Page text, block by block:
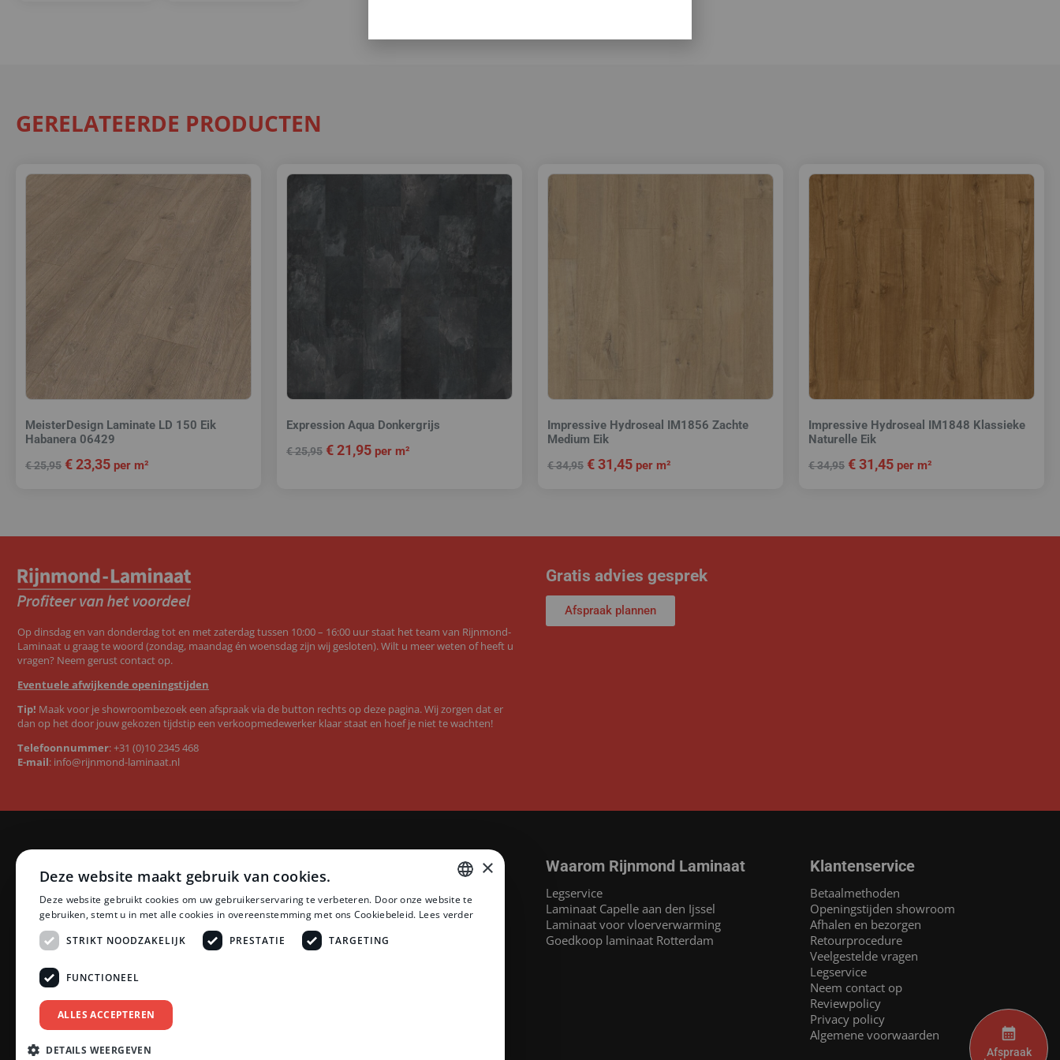
GERELATEERDE PRODUCTEN
MeisterDesign Laminate LD 150 Eik
Habanera 06429
€25,95 €23,35 per m²
Expression Aqua Donkergrijs
€25,95 €21,95 per m²
Impressive Hydroseal IM1856 Zachte
Medium Eik
€34,95 €31,45 per m²
Impressive Hydroseal IM1848 Klassieke
Naturelle Eik
€34,95 €31,45 per m²
Op dinsdag en van donderdag tot en met zaterdag tussen 10:00 – 16:00 uur staat het team van Rijnmond-
Laminaat u graag te woord (zondag, maandag én woensdag zijn wij gesloten). Wilt u meer weten of heeft u
vragen? Neem gerust contact op.
Eventuele afwijkende openingstijden
Tip! Maak voor je showroombezoek een afspraak via de button rechts op deze pagina. Wij zorgen dat er
dan op het door jouw gekozen tijdstip een verkoopmedewerker klaar staat en hoef je niet te wachten!
Telefoonnummer:+31 (0)10 2345 468
E-mail: info@rijnmond-laminaat.nl
Gratis advies gesprek
Afspraak plannen
Laminaat
PVC vloeren
Ondervloeren
Plinten
Profielen
Accessoires
Zonwering
Schoonmaak en Onderhoud
Quick-Step laminaat
Floer PVC MEGAMAT©
Floer laminaat
Ambiant laminaat
LifeStyle by Headlam PVC
Waarom Rijnmond Laminaat
Legservice
Laminaat Capelle aan den Ijssel
Laminaat voor vloerverwarming
Goedkoop laminaat Rotterdam
Klantenservice
Betaalmethoden
Openingstijden showroom
Afhalen en bezorgen
Retourprocedure
Veelgestelde vragen
Legservice
Neem contact op
Reviewpolicy
Privacy policy
Algemene voorwaarden
Afspraak
DUTCH
×
Deze website maakt gebruik van cookies.
Deze website gebruikt cookies om uw gebruikerservaring te verbeteren. Door onze website te
gebruiken, stemt u in met alle cookies in overeenstemming met ons Cookiebeleid. Lees verder
STRIKT NOODZAKELIJK
PRESTATIE TARGETING
FUNCTIONEEL
ALLES ACCEPTEREN
DETAILS WEERGEVEN